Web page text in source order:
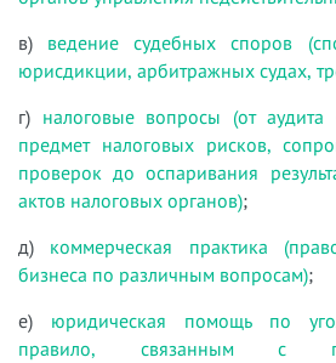
в) ведение судебных споров
юрисдикции, арбитражных судах,
г) налоговые вопросы (от аудита
предмет налоговых рисков,
проверок до оспаривания
актов налоговых органов);
д) коммерческая практика
бизнеса по различным вопросам);
е) юридическая помощь по
правило, связанным с